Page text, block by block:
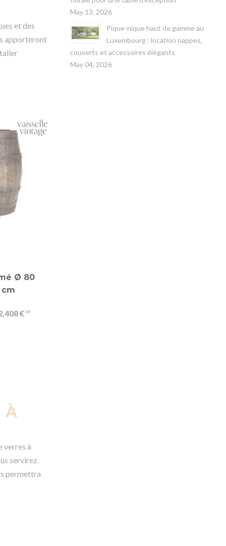
et des
apporteront
Ø 80
cm
€
À
verres à
servirez.
permettra
May 13, 2026
Pique-nique haut de gamme au
Luxembourg : location nappes,
couverts et accessoires élégants
May 04, 2026